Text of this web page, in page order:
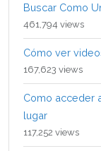
Buscar Como
461,794 views
Cómo ver
167,623 views
Como acceder
lugar
117,252 views